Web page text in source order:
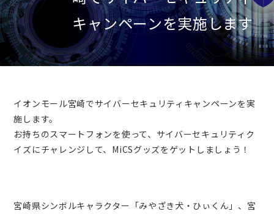
キャンペーンを実施します
イオンモール宮崎でサイバーセキュリティキャンペーンを実
施します。
お持ちのスマートフォンを使って、サイバーセキュリティク
イズにチャレンジして、MiCSグッズをゲットしましょう！
宮崎県シンボルキャラクター「みやざき犬・ひぃくん」、宮